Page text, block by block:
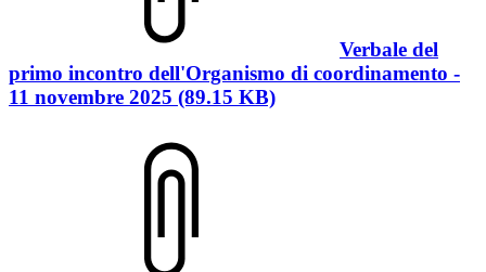
Verbale del
primo incontro dell'Organismo di coordinamento -
11 novembre 2025 (89.15 KB)